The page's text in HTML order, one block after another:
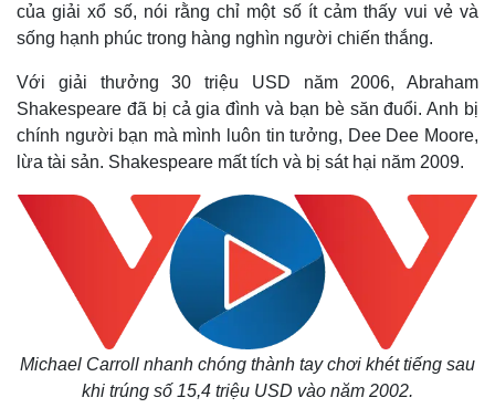
của giải xổ số, nói rằng chỉ một số ít cảm thấy vui vẻ và
sống hạnh phúc trong hàng nghìn người chiến thắng.
Với giải thưởng 30 triệu USD năm 2006, Abraham
Shakespeare đã bị cả gia đình và bạn bè săn đuổi. Anh bị
chính người bạn mà mình luôn tin tưởng, Dee Dee Moore,
lừa tài sản. Shakespeare mất tích và bị sát hại năm 2009.
Michael Carroll nhanh chóng thành tay chơi khét tiếng sau
khi trúng số 15,4 triệu USD vào năm 2002.